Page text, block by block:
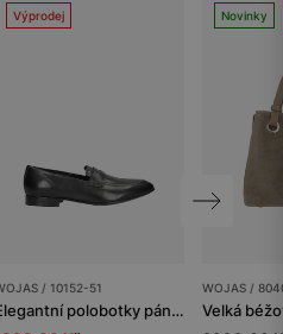
Výprodej
/ 10152-51
Elegantní polobotky pánské z černé hladké kůže
Novinky
WOJAS /